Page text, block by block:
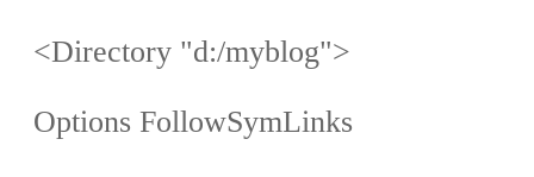
<Directory "d:/myblog">
Options FollowSymLinks